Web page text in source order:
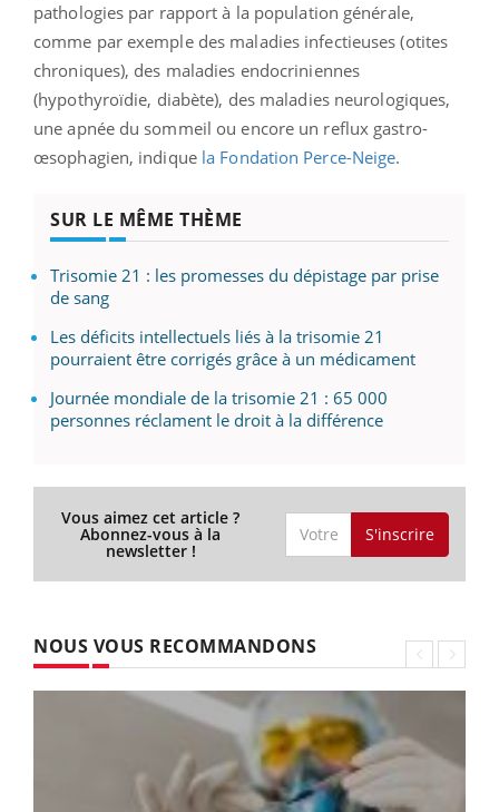
pathologies par rapport à la population générale,
comme par exemple des maladies infectieuses (otites
chroniques), des maladies endocriniennes
(hypothyroïdie, diabète), des maladies neurologiques,
une apnée du sommeil ou encore un reflux gastro-
œsophagien, indique la Fondation Perce-Neige.
SUR LE MÊME THÈME
Trisomie 21 : les promesses du dépistage par prise
de sang
Les déficits intellectuels liés à la trisomie 21
pourraient être corrigés grâce à un médicament
Journée mondiale de la trisomie 21 : 65 000
personnes réclament le droit à la différence
Vous aimez cet article ?
Abonnez-vous à la
newsletter !
S'inscrire
NOUS VOUS RECOMMANDONS